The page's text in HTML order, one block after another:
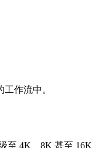
作流中。
4K、8K 甚至